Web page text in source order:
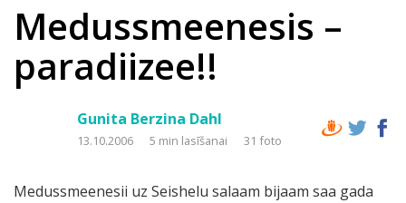
Medussmeenesis –
paradiizee!!
Gunita Berzina Dahl
13.10.2006 5 min lasīšanai 31 foto
Medussmeenesii uz Seishelu salaam bijaam saa gada